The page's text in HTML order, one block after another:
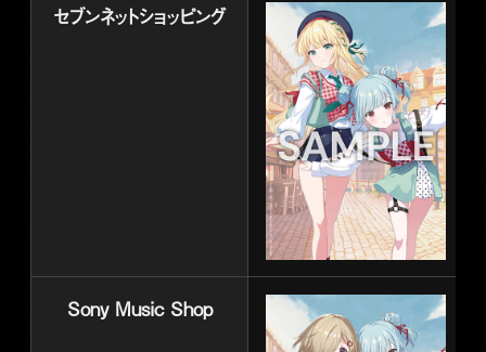
セブンネットショッピング
Sony Music Shop